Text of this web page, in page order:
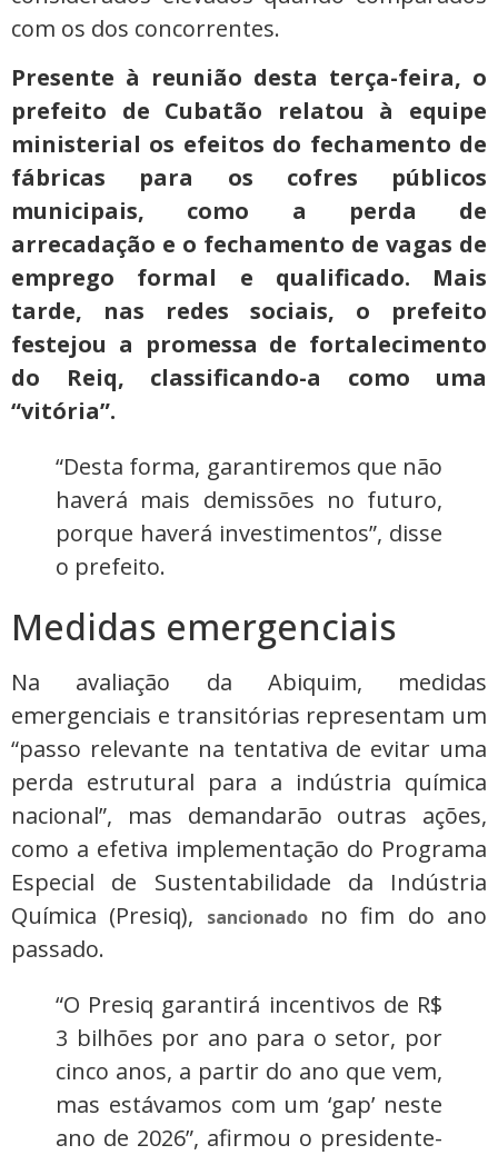
com os dos concorrentes.
Presente à reunião desta terça-feira, o
prefeito de Cubatão relatou à equipe
ministerial os efeitos do fechamento de
fábricas para os cofres públicos
municipais, como a perda de
arrecadação e o fechamento de vagas de
emprego formal e qualificado. Mais
tarde, nas redes sociais, o prefeito
festejou a promessa de fortalecimento
do Reiq, classificando-a como uma
“vitória”.
“Desta forma, garantiremos que não
haverá mais demissões no futuro,
porque haverá investimentos”, disse
o prefeito.
Medidas emergenciais
Na avaliação da Abiquim, medidas
emergenciais e transitórias representam um
“passo relevante na tentativa de evitar uma
perda estrutural para a indústria química
nacional”, mas demandarão outras ações,
como a efetiva implementação do Programa
Especial de Sustentabilidade da Indústria
Química (Presiq),
sancionadono fim do ano
passado.
“O Presiq garantirá incentivos de R$
3 bilhões por ano para o setor, por
cinco anos, a partir do ano que vem,
mas estávamos com um ‘gap’ neste
ano de 2026”, afirmou o presidente-